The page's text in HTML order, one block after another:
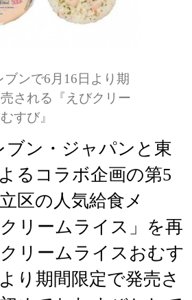
ブンで6月16日より期
される『えびクリー
すび』
ン・ジャパンと東
るコラボ企画の第5
区の人気給食メ
リームライス」を再
リームライスおむす
り期間限定で発売さ